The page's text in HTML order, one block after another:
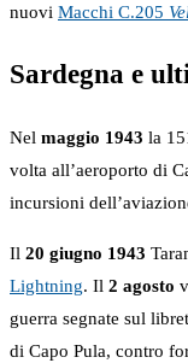
nuovi Macchi C.205
Sardegna e
Nel maggio 1943 la
volta all’aeroporto di
incursioni
Il 20 giugno 1943
Lightning. Il 2 agosto
guerra segnate sul
di Capo Pula, contro